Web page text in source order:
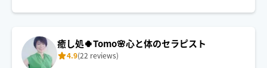
・雨天時は持ち込みいたしかねます
📍中村区出発🚗
強揉み・ロング施術もお任せください💪
癒し処🍀Tomo🌸心と体のセラピスト
4.9(22 reviews)